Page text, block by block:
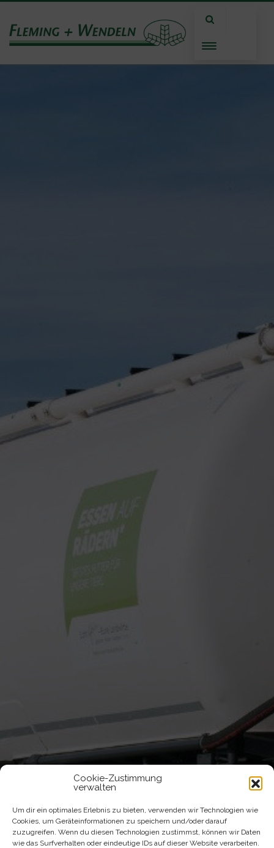
Cookie-Zustimmung
verwalten
Um dir ein optimales Erlebnis zu bieten, verwenden wir Technologien wie
Cookies, um Geräteinformationen zu speichern und/oder darauf
zuzugreifen. Wenn du diesen Technologien zustimmst, können wir Daten
wie das Surfverhalten oder eindeutige IDs auf dieser Website verarbeiten.